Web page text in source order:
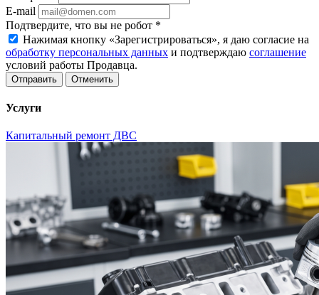
E-mail
Подтвердите, что вы не робот *
Нажимая кнопку «Зарегистрироваться», я даю согласие на
обработку персональных данных и подтверждаю соглашение
условий работы Продавца.
Отменить
Услуги
Капитальный ремонт ДВС